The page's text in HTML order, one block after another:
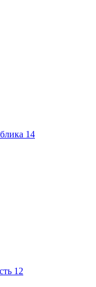
14
12